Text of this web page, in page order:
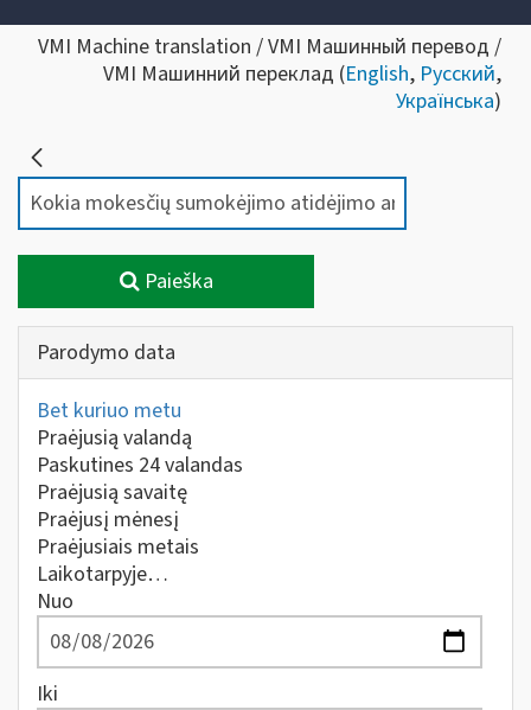
VMI Machine translation / VMI Машинный перевод /
VMI Машинний переклад (English, Русский,
Українська)
Paieška
Parodymo data
Bet kuriuo metu
Praėjusią valandą
Paskutines 24 valandas
Praėjusią savaitę
Praėjusį mėnesį
Praėjusiais metais
Laikotarpyje…
Nuo
Iki